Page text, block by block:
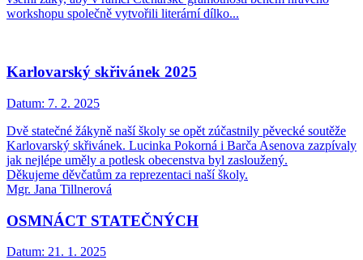
workshopu společně vytvořili literární dílko...
Karlovarský skřivánek 2025
Datum: 7. 2. 2025
Dvě statečné žákyně naší školy se opět zúčastnily pěvecké soutěže
Karlovarský skřivánek. Lucinka Pokorná i Barča Asenova zazpívaly
jak nejlépe uměly a potlesk obecenstva byl zasloužený.
Děkujeme děvčatům za reprezentaci naší školy.
Mgr. Jana Tillnerová
OSMNÁCT STATEČNÝCH
Datum: 21. 1. 2025